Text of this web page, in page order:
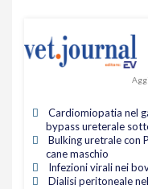
Cardiomiopatia nel
bypass ureterale
Bulking uretrale con
cane maschio
Infezioni virali nei
Dialisi peritoneale